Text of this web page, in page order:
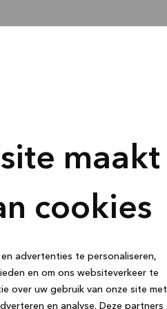
maakt
cookies
advertenties te personaliseren,
en om ons websiteverkeer te
over uw gebruik van onze site met
en analyse. Deze partners